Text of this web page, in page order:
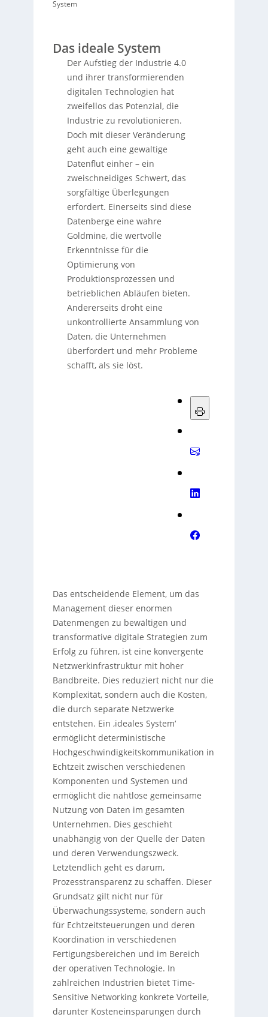
System
Das ideale System
Der Aufstieg der Industrie 4.0
und ihrer transformierenden
digitalen Technologien hat
zweifellos das Potenzial, die
Industrie zu revolutionieren.
Doch mit dieser Veränderung
geht auch eine gewaltige
Datenflut einher – ein
zweischneidiges Schwert, das
sorgfältige Überlegungen
erfordert. Einerseits sind diese
Datenberge eine wahre
Goldmine, die wertvolle
Erkenntnisse für die
Optimierung von
Produktionsprozessen und
betrieblichen Abläufen bieten.
Andererseits droht eine
unkontrollierte Ansammlung von
Daten, die Unternehmen
überfordert und mehr Probleme
schafft, als sie löst.
Das entscheidende Element, um das
Management dieser enormen
Datenmengen zu bewältigen und
transformative digitale Strategien zum
Erfolg zu führen, ist eine konvergente
Netzwerkinfrastruktur mit hoher
Bandbreite. Dies reduziert nicht nur die
Komplexität, sondern auch die Kosten,
die durch separate Netzwerke
entstehen. Ein ‚ideales System‘
ermöglicht deterministische
Hochgeschwindigkeitskommunikation in
Echtzeit zwischen verschiedenen
Komponenten und Systemen und
ermöglicht die nahtlose gemeinsame
Nutzung von Daten im gesamten
Unternehmen. Dies geschieht
unabhängig von der Quelle der Daten
und deren Verwendungszweck.
Letztendlich geht es darum,
Prozesstransparenz zu schaffen. Dieser
Grundsatz gilt nicht nur für
Überwachungssysteme, sondern auch
für Echtzeitsteuerungen und deren
Koordination in verschiedenen
Fertigungsbereichen und im Bereich
der operativen Technologie. In
zahlreichen Industrien bietet Time-
Sensitive Networking konkrete Vorteile,
darunter Kosteneinsparungen durch